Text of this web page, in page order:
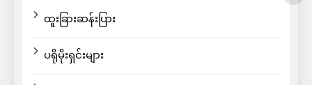
ထူးခြားဆန်းပြား
ပရိုမိုးရှင်းများ